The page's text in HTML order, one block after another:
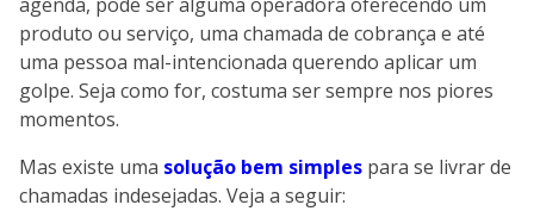
agenda, pode ser alguma operadora oferecendo um
produto ou serviço, uma chamada de cobrança e até
uma pessoa mal-intencionada querendo aplicar um
golpe. Seja como for, costuma ser sempre nos piores
momentos.
Mas existe uma solução bem simples para se livrar de
chamadas indesejadas. Veja a seguir: